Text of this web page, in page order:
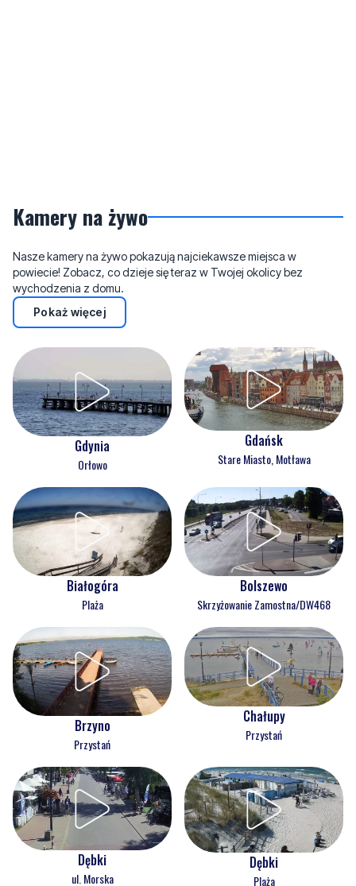
Kamery na żywo
Nasze kamery na żywo pokazują najciekawsze miejsca w
powiecie! Zobacz, co dzieje się teraz w Twojej okolicy bez
wychodzenia z domu.
Pokaż więcej
Gdynia
Orłowo
Gdańsk
Stare Miasto, Motława
Białogóra
Plaża
Bolszewo
Skrzyżowanie Zamostna/DW468
Brzyno
Przystań
Chałupy
Przystań
Dębki
ul. Morska
Dębki
Plaża